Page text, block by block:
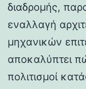
διαδρομής,
εναλλαγή
μηχανικών
αποκαλύπτει
πολιτισμοί